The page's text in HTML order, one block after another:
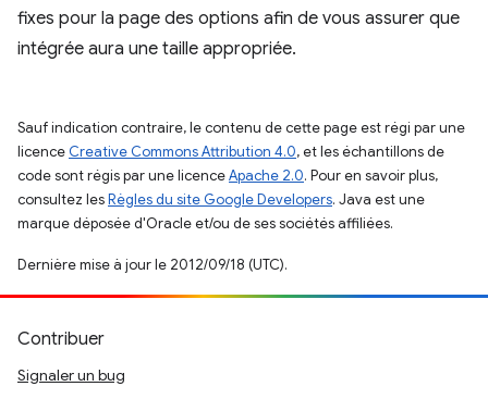
fixes pour la page des options afin de vous assurer que
intégrée aura une taille appropriée.
Sauf indication contraire, le contenu de cette page est régi par une
licence Creative Commons Attribution 4.0, et les échantillons de
code sont régis par une licenceApache 2.0. Pour en savoir plus,
consultez lesRègles du site Google Developers. Java est une
marque déposée d'Oracle et/ou de ses sociétés affiliées.
Dernière mise à jour le 2012/09/18 (UTC).
Contribuer
Signaler un bug